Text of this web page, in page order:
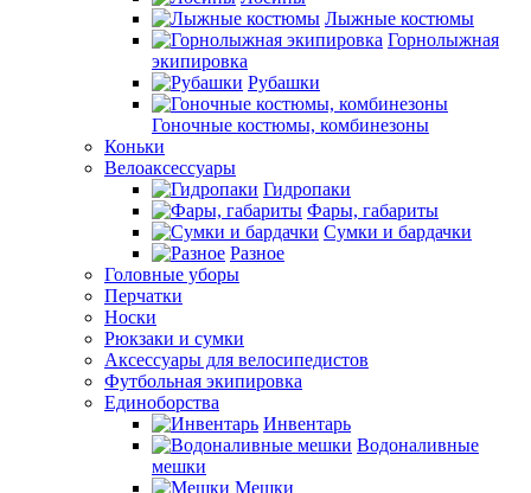
Лыжные костюмы
Горнолыжная
экипировка
Рубашки
Гоночные костюмы, комбинезоны
Коньки
Велоаксессуары
Гидропаки
Фары, габариты
Сумки и бардачки
Разное
Головные уборы
Перчатки
Носки
Рюкзаки и сумки
Аксессуары для велосипедистов
Футбольная экипировка
Единоборства
Инвентарь
Водоналивные
мешки
Мешки